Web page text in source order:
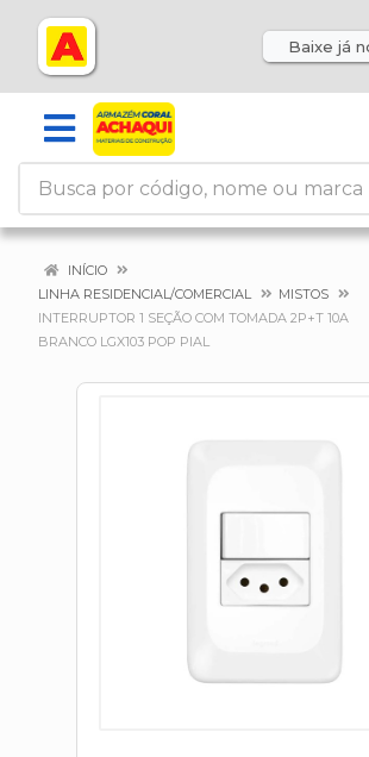
Baixe já
INÍCIO
LINHA RESIDENCIAL/COMERCIAL
MISTOS
INTERRUPTOR 1 SEÇÃO COM TOMADA 2P+T 10A
BRANCO LGX103 POP PIAL